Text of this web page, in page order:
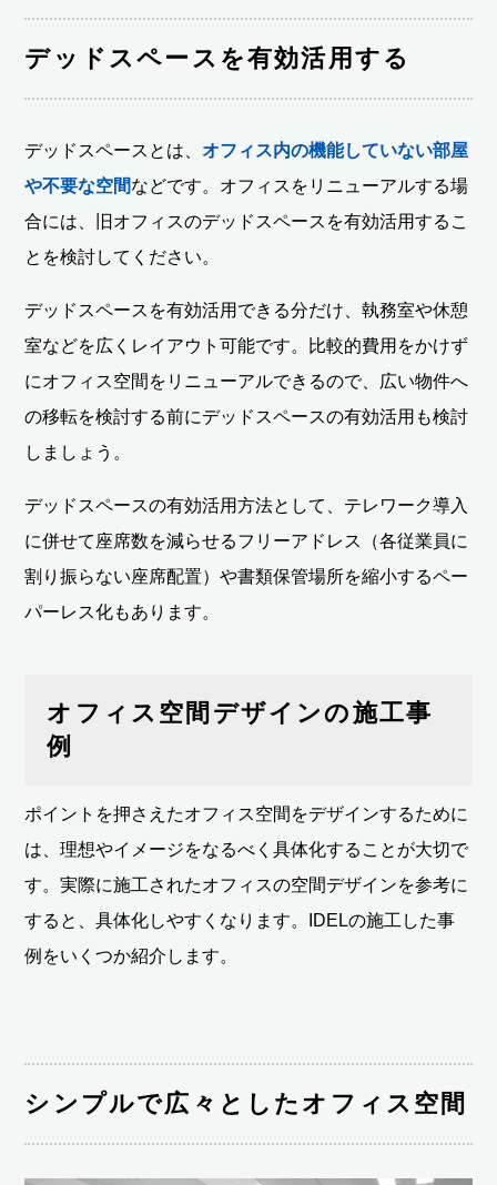
デッドスペースを有効活用する
デッドスペースとは、 オフィス内の機能していない部屋
や不要な空間などです。オフィスをリニューアルする場
合には、旧オフィスのデッドスペースを有効活用するこ
とを検討してください。
デッドスペースを有効活用できる分だけ、執務室や休憩
室などを広くレイアウト可能です。比較的費用をかけず
にオフィス空間をリニューアルできるので、広い物件へ
の移転を検討する前にデッドスペースの有効活用も検討
しましょう。
デッドスペースの有効活用方法として、テレワーク導入
に併せて座席数を減らせるフリーアドレス（各従業員に
割り振らない座席配置）や書類保管場所を縮小するペー
パーレス化もあります。
オフィス空間デザインの施工事
例
ポイントを押さえたオフィス空間をデザインするために
は、理想やイメージをなるべく具体化することが大切で
す。実際に施工されたオフィスの空間デザインを参考に
すると、具体化しやすくなります。IDELの施工した事
例をいくつか紹介します。
シンプルで広々としたオフィス空間